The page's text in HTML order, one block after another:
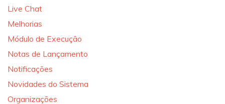
Live Chat
Melhorias
Módulo de Execução
Notas de Lançamento
Notificações
Novidades do Sistema
Organizações